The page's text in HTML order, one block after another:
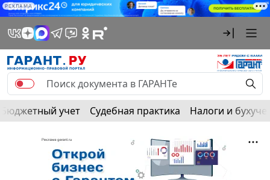
РЕКЛАМА
Бюджетный учет Судебная практика Налоги и